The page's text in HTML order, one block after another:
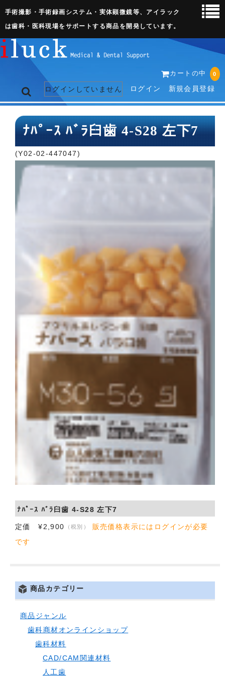
手術撮影・手術録画システム・実体顕微鏡等、アイラック
は歯科・医科現場をサポートする商品を開発しています。
カートの中 0
ログインしていません ログイン 新規会員登録
トップページ
歯科関連機器
お問い合わせ
ﾅﾊﾟｰｽ ﾊﾞﾗ臼歯 4-S28 左下7
(Y02-02-447047)
ﾅﾊﾟｰｽ ﾊﾞﾗ臼歯 4-S28 左下7
定価 ¥2,900 （税別）
販売価格表示にはログインが必要
です
商品カテゴリー
商品ジャンル
歯科商材オンラインショップ
歯科材料
CAD/CAM関連材料
人工歯